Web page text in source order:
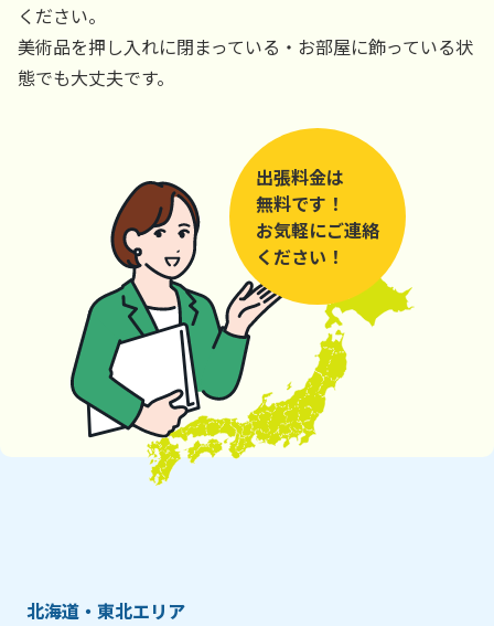
ください。
美術品を押し入れに閉まっている・お部屋に飾っている状
態でも大丈夫です。
出張料金は
無料です！
お気軽にご連絡
ください！
北海道・東北エリア